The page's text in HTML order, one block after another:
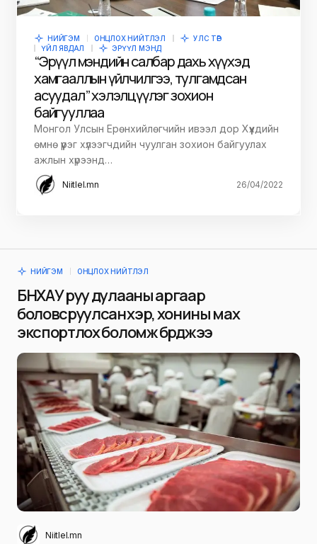
НИЙГЭМ ОНЦЛОХ НИЙТЛЭЛ
УЛС ТӨР
ҮЙЛ ЯВДАЛ
ЭРҮҮЛ МЭНД
“Эрүүл мэндийн салбар дахь хүүхэд
хамгааллын үйлчилгээ, тулгамдсан
асуудал” хэлэлцүүлэг зохион
байгууллаа
Монгол Улсын Ерөнхийлөгчийн ивээл дор Хүүхдийн
өмнө үүрэг хүлээгчдийн чуулган зохион байгуулах
ажлын хүрээнд…
Niitlel.mn 26/04/2022
НИЙГЭМ ОНЦЛОХ НИЙТЛЭЛ
БНХАУ руу дулааны аргаар
боловсруулсан үхэр, хонины мах
экспортлох боломж бүрджээ
Niitlel.mn